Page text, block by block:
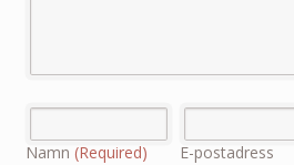
Namn (Required)
E-postadress